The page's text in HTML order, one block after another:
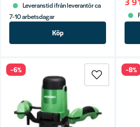
Leveranstid ifrån leverantör ca
7-10 arbetsdagar
Köp
-6% -8%